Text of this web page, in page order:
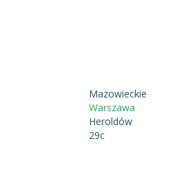
Mazowieckie
Warszawa
Heroldów
29c